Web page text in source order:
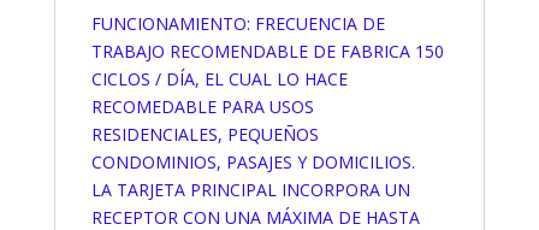
FUNCIONAMIENTO: FRECUENCIA DE
TRABAJO RECOMENDABLE DE FABRICA 150
CICLOS / DÍA, EL CUAL LO HACE
RECOMEDABLE PARA USOS
RESIDENCIALES, PEQUEÑOS
CONDOMINIOS, PASAJES Y DOMICILIOS.
LA TARJETA PRINCIPAL INCORPORA UN
RECEPTOR CON UNA MÁXIMA DE HASTA